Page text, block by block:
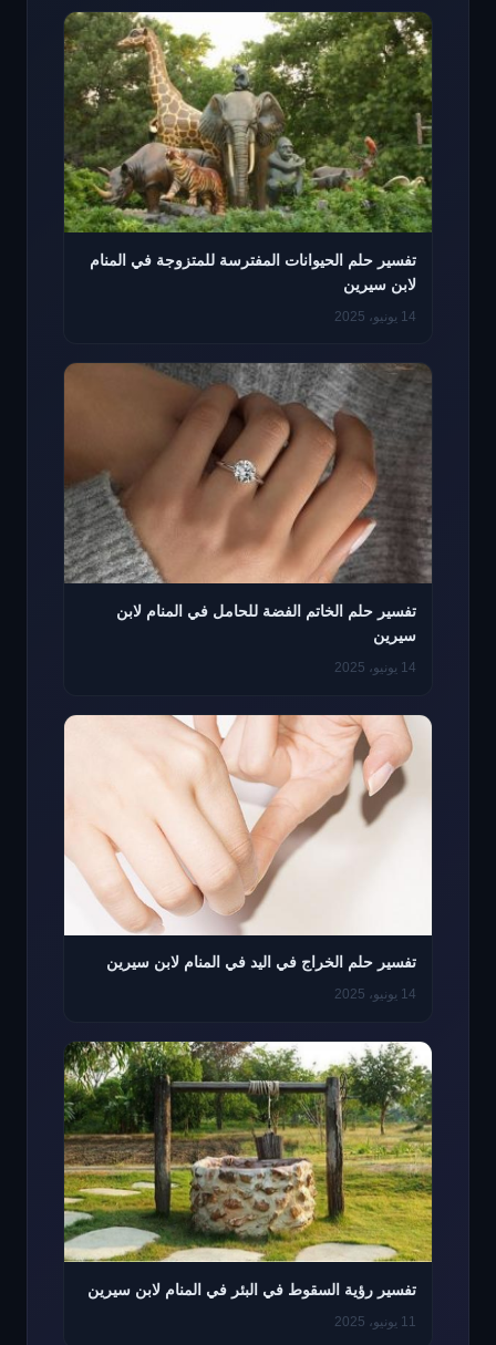
تفسير حلم الحيوانات المفترسة للمتزوجة في المنام
لابن سيرين
14 يونيو، 2025
تفسير حلم الخاتم الفضة للحامل في المنام لابن
سيرين
14 يونيو، 2025
تفسير حلم الخراج في اليد في المنام لابن سيرين
14 يونيو، 2025
تفسير رؤية السقوط في البئر في المنام لابن سيرين
11 يونيو، 2025